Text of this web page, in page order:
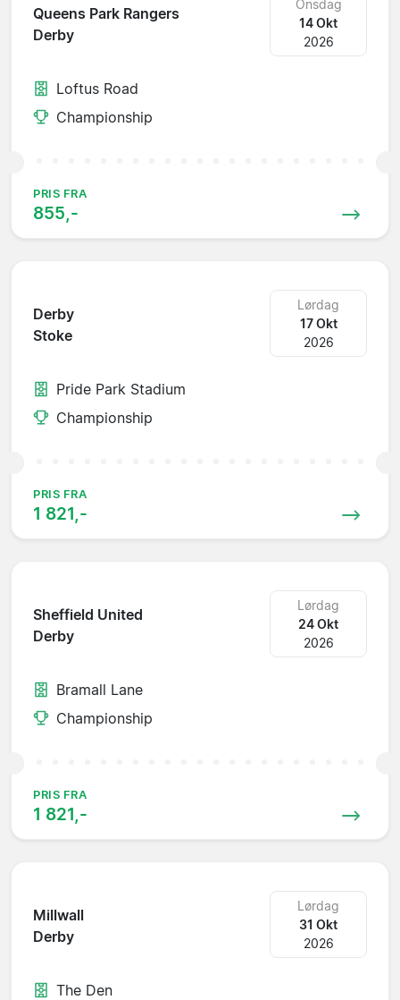
Queens Park Rangers
Derby
Onsdag
14 Okt
2026
Loftus Road
Championship
PRIS FRA
855,-
Derby
Stoke
Lørdag
17 Okt
2026
Pride Park Stadium
Championship
PRIS FRA
1 821,-
Sheffield United
Derby
Lørdag
24 Okt
2026
Bramall Lane
Championship
PRIS FRA
1 821,-
Millwall
Derby
Lørdag
31 Okt
2026
The Den